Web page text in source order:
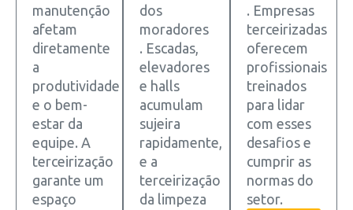
manutenção
afetam
diretamente
a
produtividade
e o bem-
estar da
equipe. A
terceirização
garante um
espaço
dos
moradores
. Escadas,
elevadores
e halls
acumulam
sujeira
rapidamente,
e a
terceirização
da limpeza
. Empresas
terceirizadas
oferecem
profissionais
treinados
para lidar
com esses
desafios e
cumprir as
normas do
setor.